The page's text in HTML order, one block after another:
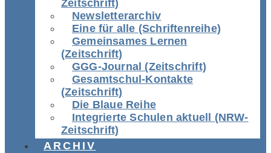
Zeitschrift)
Newsletterarchiv
Eine für alle (Schriftenreihe)
Gemeinsames Lernen
(Zeitschrift)
GGG-Journal (Zeitschrift)
Gesamtschul-Kontakte
(Zeitschrift)
Die Blaue Reihe
Integrierte Schulen aktuell (NRW-
Zeitschrift)
ARCHIV